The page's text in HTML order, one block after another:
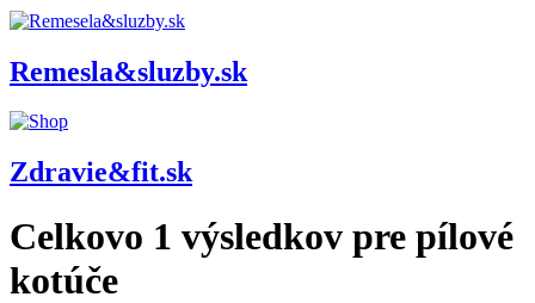
Remesla&sluzby.sk
Zdravie&fit.sk
Celkovo 1 výsledkov pre pílové
kotúče